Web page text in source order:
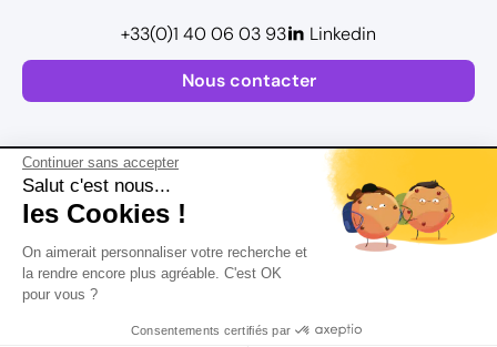
Continuer sans accepter
Salut c'est nous...
les Cookies !
On aimerait personnaliser votre recherche et
la rendre encore plus agréable. C'est OK
pour vous ?
Consentements certifiés par
Nous contacter
+33(0)1 40 06 03 93 Linkedin
Plan de site
Mentions légales
Conditions Générales d’Utilisation